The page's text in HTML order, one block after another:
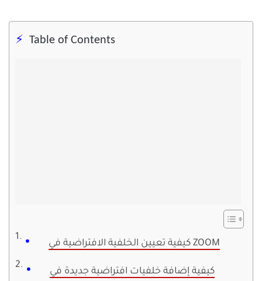
Table of Contents
كيفية تعيين الخلفية الافتراضية في ZOOM
كيفية إضافة خلفيات افتراضية جديدة في